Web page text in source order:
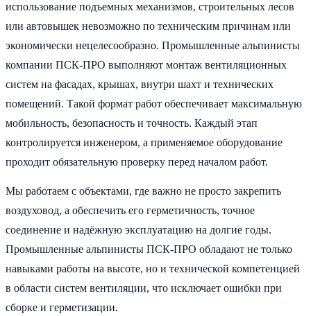
использование подъемных механизмов, строительных лесов
или автовышек невозможно по техническим причинам или
экономически нецелесообразно. Промышленные альпинисты
компании ПСК-ПРО выполняют монтаж вентиляционных
систем на фасадах, крышах, внутри шахт и технических
помещений. Такой формат работ обеспечивает максимальную
мобильность, безопасность и точность. Каждый этап
контролируется инженером, а применяемое оборудование
проходит обязательную проверку перед началом работ.
Мы работаем с объектами, где важно не просто закрепить
воздуховод, а обеспечить его герметичность, точное
соединение и надёжную эксплуатацию на долгие годы.
Промышленные альпинисты ПСК-ПРО обладают не только
навыками работы на высоте, но и технической компетенцией
в области систем вентиляции, что исключает ошибки при
сборке и герметизации.